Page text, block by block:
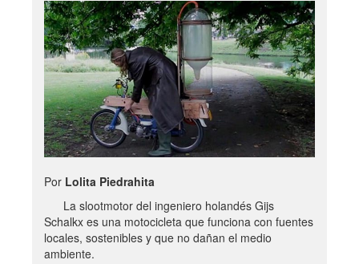
Por Lolita Piedrahita
La slootmotor del ingeniero holandés Gijs
Schalkx es una motocicleta que funciona con fuentes
locales, sostenibles y que no dañan el medio
ambiente.